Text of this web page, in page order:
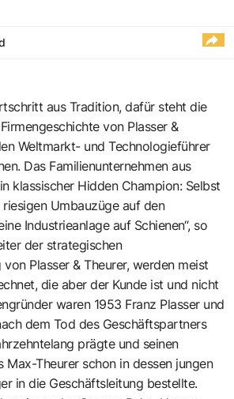
aus Tradition, dafür steht die
von Plasser &
Weltmarkt- und Technologieführer
Das Familienunternehmen aus
klassischer Hidden Champion: Selbst
Umbauzüge auf den
Industrieanlage auf Schienen“, so
der strategischen
Plasser & Theurer, werden meist
die aber der Kunde ist und nicht
waren 1953 Franz Plasser und
dem Tod des Geschäftspartners
prägte und seinen
Max-Theurer schon in dessen jungen
in die Geschäftsleitung bestellte.